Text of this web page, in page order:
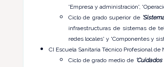
'Empresa y administración',
Ciclo de grado superior de
infraestructuras de sistemas de
redes locales' y 'Componentes y
CI Escuela Sanitaria Técnico Profesional de
Ciclo de grado medio de